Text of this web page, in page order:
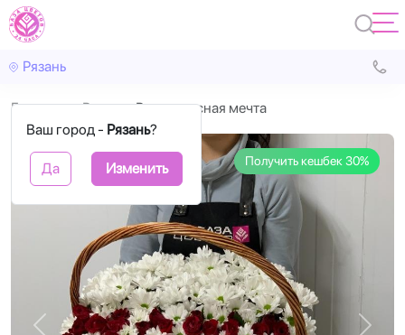
Рязань
Ваш город - Рязань?
Да Изменить
Главная Розы Ренессансная мечта
Получить кешбек 30%